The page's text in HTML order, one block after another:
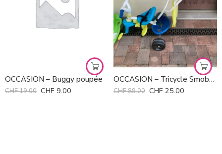
OCCASION – Buggy poupée
CHF19.00 CHF 9.00
OCCASION – Tricycle Smoby avec poussoir
CHF89.00 CHF 25.00